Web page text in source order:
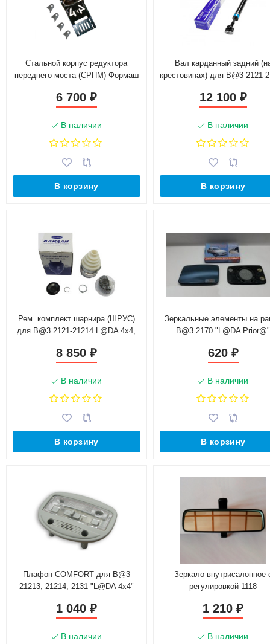
Стальной корпус редуктора
переднего моста (СРПМ) Формаш
6 700 ₽
В наличии
В корзину
Вал карданный задний
крестовинах) для B@3 2121-
(21214-2201012-10)
12 100 ₽
В наличии
В корзину
Рем. комплект шарнира (ШРУС)
для B@3 2121-21214 L@DA 4x4,
2201160)
8 850 ₽
В наличии
В корзину
Зеркальные элементы на
B@3 2170 "L@DA Prior@"
620 ₽
В наличии
В корзину
Плафон COMFORT для B@3
21213, 21214, 2131 "L@DA 4х4"
1 040 ₽
В наличии
Зеркало внутрисалонное
регулировкой 1118
1 210₽
В наличии